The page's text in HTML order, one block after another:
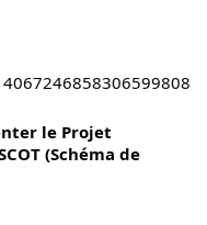
le Projet
(Schéma de